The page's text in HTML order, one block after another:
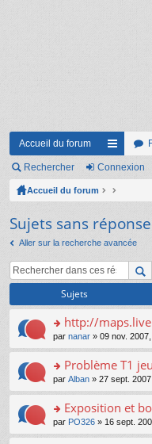
Accueil du forum
ac
co
ci
s
Rechercher Connexion
Accueil du forum
Sujets sans réponse
Aller sur la recherche avancée
Sujets
o
n
s
ult
er
le
m
e
s
http://
par nanar » 09 nov.
o
n
s
ult
er
le
Problème T1
par Alban » 27 sept.
o
n
Exposition et
par PO326 » 16 sept.